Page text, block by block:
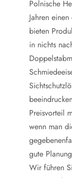
Polnische
Jahren
bieten
in nichts
Preisvorteil
wenn man
gute
Wir führen